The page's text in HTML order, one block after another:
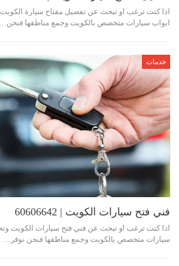
اذا كنت ترغب او تبحث عن تفصيل مفتاح سيارة الكويت
ابواب سيارات متخصص بالكويت وجمع مناطقها فنحن…
خدمات
فني فتح سيارات الكويت | 60606642
اذا كنت ترغب او تبحث عن فني فتح سيارات الكويت
سيارات متخصص بالكويت وجمع مناطقها فنحن نوفر…